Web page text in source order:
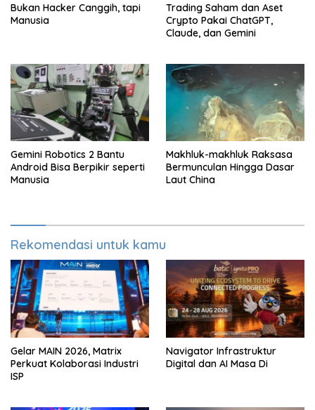
Bukan Hacker Canggih, tapi
Manusia
Trading Saham dan Aset
Crypto Pakai ChatGPT,
Claude, dan Gemini
Gemini Robotics 2 Bantu
Android Bisa Berpikir seperti
Manusia
Makhluk-makhluk Raksasa
Bermunculan Hingga Dasar
Laut China
Rekomendasi untuk kamu
Gelar MAIN 2026, Matrix
Perkuat Kolaborasi Industri
ISP
Navigator Infrastruktur
Digital dan AI Masa Di